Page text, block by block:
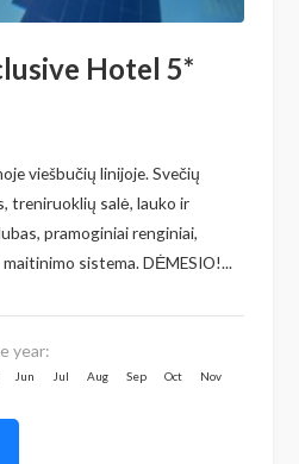
Hotel 5*
viešbučių linijoje. Svečių
treniruoklių salė, lauko ir
pramoginiai renginiai,
sistema. DĖMESIO!...
year:
Jun Jul Aug Sep Oct Nov